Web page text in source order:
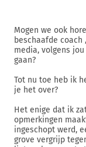
Mogen we ook
beschaafde
media, volgens
gaan?
Tot nu toe heb ik
je het over?
Het enige dat ik
opmerkingen
ingeschopt werd,
grove vergrijp